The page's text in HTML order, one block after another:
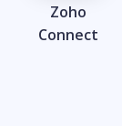
Zoho
Connect